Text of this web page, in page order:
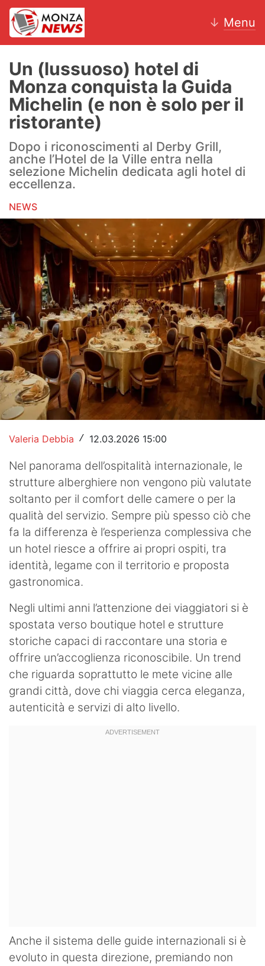
↓ Menu
News
AC Monza
Calcio
Motori
Volley
Hockey
Altri sport
Hockey
Pallanuoto
Pallamano
Altre
News
Turismo
Eventi
Un (lussuoso) hotel di
Monza conquista la Guida
Michelin (e non è solo per il
ristorante)
Dopo i riconoscimenti al Derby Grill,
anche l’Hotel de la Ville entra nella
selezione Michelin dedicata agli hotel di
eccellenza.
NEWS
Valeria Debbia / 12.03.2026 15:00
Nel panorama dell’ospitalità internazionale, le
strutture alberghiere non vengono più valutate
soltanto per il comfort delle camere o per la
qualità del servizio. Sempre più spesso ciò che
fa la differenza è l’esperienza complessiva che
un hotel riesce a offrire ai propri ospiti, tra
identità, legame con il territorio e proposta
gastronomica.
Negli ultimi anni l’attenzione dei viaggiatori si è
spostata verso boutique hotel e strutture
storiche capaci di raccontare una storia e
offrire un’accoglienza riconoscibile. Un trend
che riguarda soprattutto le mete vicine alle
grandi città, dove chi viaggia cerca eleganza,
autenticità e servizi di alto livello.
Anche il sistema delle guide internazionali si è
evoluto in questa direzione, premiando non